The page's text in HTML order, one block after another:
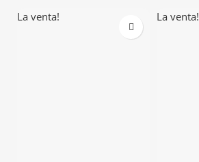
La venta! La venta!